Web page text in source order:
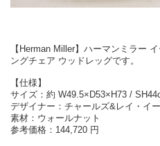
【Herman Miller】ハーマンミラー
ングチェア ウッドレッグです。
【仕様】
サイズ：約 W49.5×D53×H73 /
デザイナー：チャールズ&レイ・イ
素材：ウォールナット
参考価格：144,720 円